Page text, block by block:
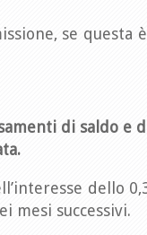
se questa
di saldo e
dello
mesi successivi.